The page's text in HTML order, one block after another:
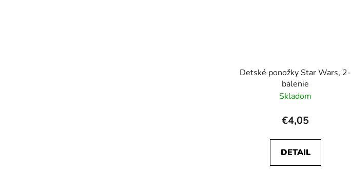
Detské ponožky Star Wars, 2-
balenie
Skladom
€4,05
DETAIL